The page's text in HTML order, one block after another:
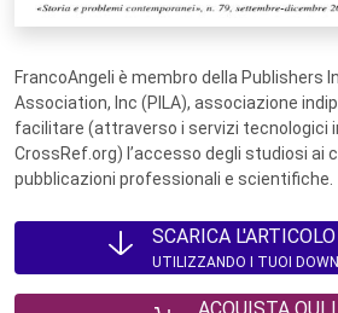
FrancoAngeli è membro della Publishers
Association, Inc (PILA), associazione
facilitare (attraverso i servizi tecnologici
CrossRef.org) l’accesso degli studiosi ai
pubblicazioni professionali e scientifiche.
SCARICA L'ARTICOLO
UTILIZZANDO I TUOI